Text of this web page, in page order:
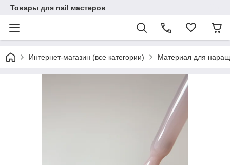
Товары для nail мастеров
Интернет-магазин (все категории) Материал для